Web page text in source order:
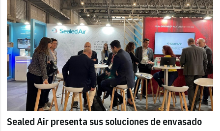
Sealed Air presenta sus soluciones de envasado